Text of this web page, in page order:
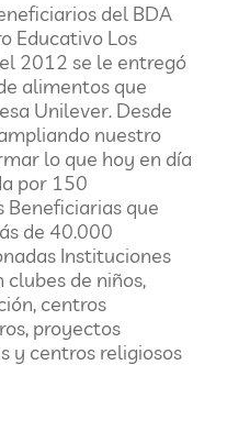
del BDA
Educativo Los
2012 se le entregó
alimentos que
Unilever. Desde
nuestro
lo que hoy en día
por 150
Beneficiarias que
de 40.000
Instituciones
de niños,
centros
proyectos
y centros religiosos